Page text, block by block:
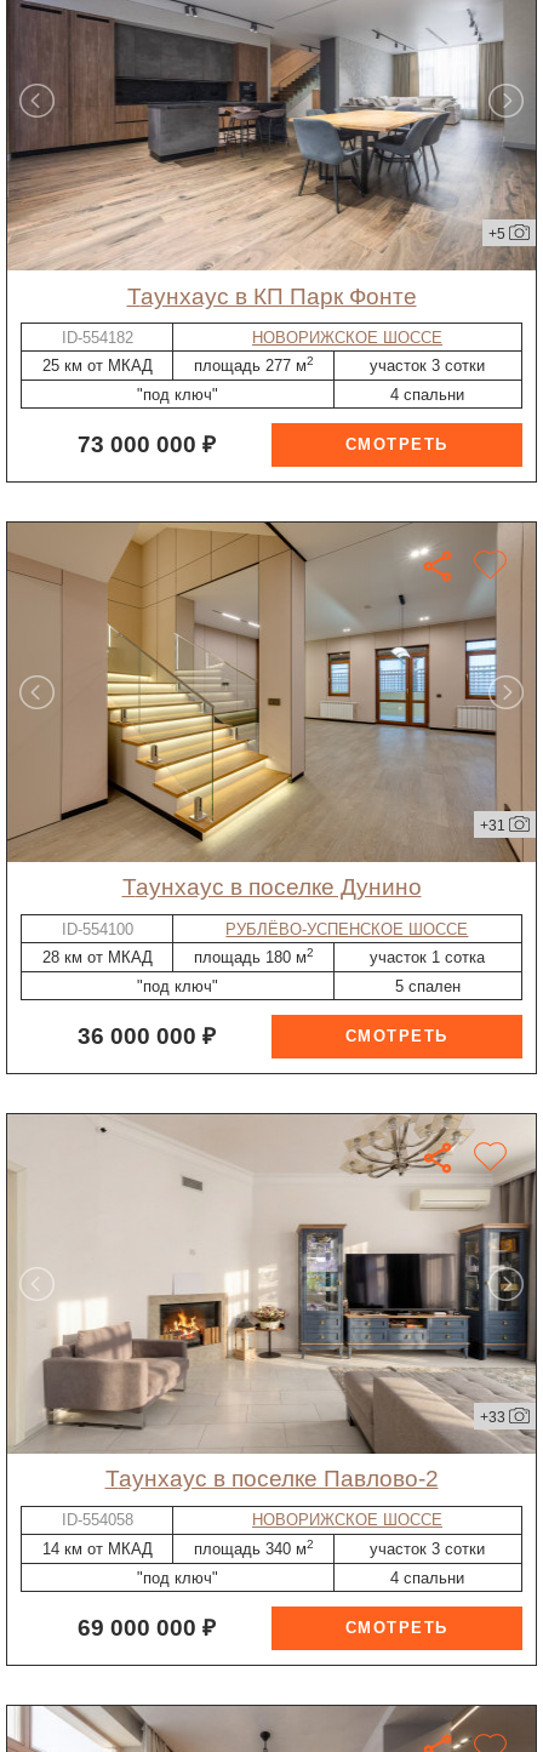
+5
таунхаус в КП Парк Фонте
ID-554182
НОВОРИЖСКОЕ ШОССЕ
25 км от МКАД
площадь 277 м2
участок 3 сотки
"под ключ"
4 спальни
73 000 000 ₽
+31
таунхаус в поселке Дунино
ID-554100
РУБЛЁВО-УСПЕНСКОЕ ШОССЕ
28 км от МКАД
площадь 180 м2
участок 1 сотка
"под ключ"
5 спален
36 000 000 ₽
+33
таунхаус в поселке Павлово-2
ID-554058
НОВОРИЖСКОЕ ШОССЕ
14 км от МКАД
площадь 340 м2
участок 3 сотки
"под ключ"
4 спальни
69 000 000 ₽